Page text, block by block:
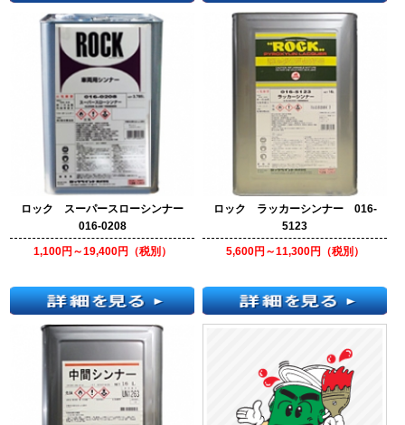
ロック スーパースローシンナー
016-0208
1,100円～19,400円（税別）
ロック ラッカーシンナー 016-
5123
5,600円～11,300円（税別）